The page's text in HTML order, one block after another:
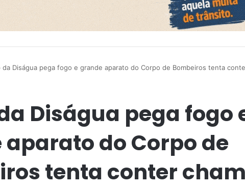
da Diságua pega fogo e grande aparato do Corpo de Bombeiros tenta
Diságua pega fogo
do Corpo de
tenta conter